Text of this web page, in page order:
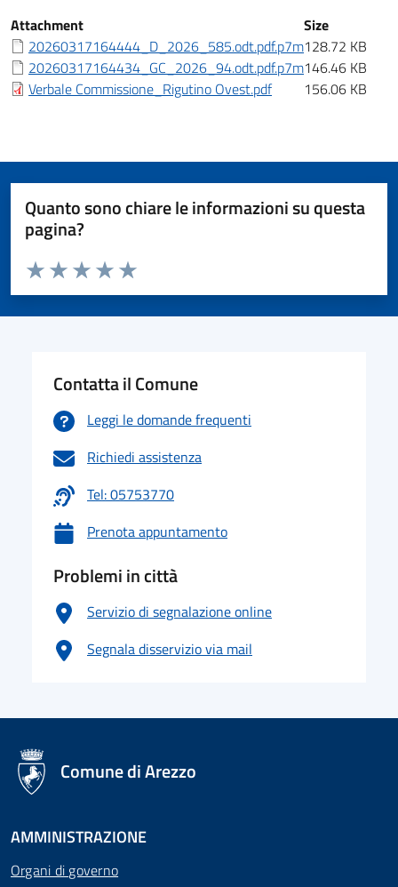
Iter
Attachment
Size
20260317164444_D_2026_585.odt.pdf.p7m128.72 KB
20260317164434_GC_2026_94.odt.pdf.p7m146.46 KB
Verbale Commissione_Rigutino Ovest.pdf
156.06 KB
Quanto sono chiare le informazioni su questa
pagina?
Valuta da 1 a 5 stelle la pagina
Valuta 5 stelle su 5
Valuta 4 stelle su 5
Valuta 3 stelle su 5
Valuta 2 stelle su 5
Valuta 1 stelle su 5
Contatta il Comune
Leggi le domande frequenti
Richiedi assistenza
Tel: 05753770
Prenota appuntamento
Problemi in città
Servizio di segnalazione online
Segnala disservizio via mail
logo Unione Europea
Comune di Arezzo
AMMINISTRAZIONE
Organi di governo